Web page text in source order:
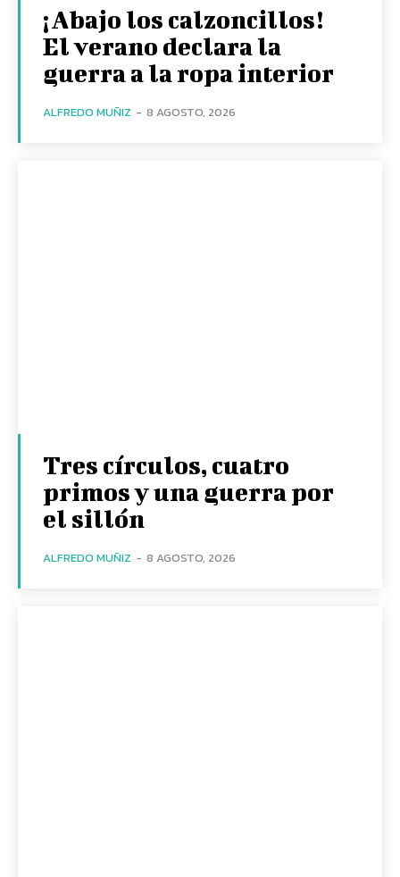
¡Abajo los calzoncillos!
El verano declara la
guerra a la ropa interior
ALFREDO MUÑIZ - 8 AGOSTO, 2026
Tres círculos, cuatro
primos y una guerra por
el sillón
ALFREDO MUÑIZ - 8 AGOSTO, 2026